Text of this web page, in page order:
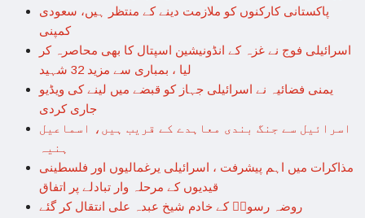
پاکستانی کارکنوں کو ملازمت دینے کے منتظر ہیں، سعودی
کمپنی
اسرائیلی فوج نے غزہ کے انڈونیشین اسپتال کا بھی محاصرہ کر
لیا ، بمباری سے مزید 32 شہید
یمنی فضائیہ نے اسرائیلی جہاز کو قبضے میں لینے کی ویڈیو
جاری کردی
اسرائیل سے جنگ بندی معاہدے کے قریب ہیں، اسماعیل
ہنیہ
مذاکرات میں اہم پیشرفت ، اسرائیلی یرغمالیوں اور فلسطینی
قیدیوں کے مرحلہ وار تبادلے پر اتفاق
روضہ رسولؐ کے خادم شیخ عبدہ علی انتقال کر گئے